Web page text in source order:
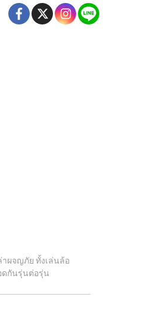
าผจญภัย ทั้งเล่นล้อ
ดกันรุ่นต่อรุ่น